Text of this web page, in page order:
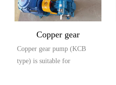
Copper gear
explosion-proof pump
Copper gear pump (KCB
type) is suitable for